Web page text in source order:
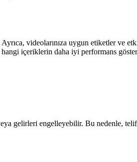
videolarınıza uygun etiketler ve
hangi içeriklerin daha iyi performans
gelirleri engelleyebilir. Bu nedenle,